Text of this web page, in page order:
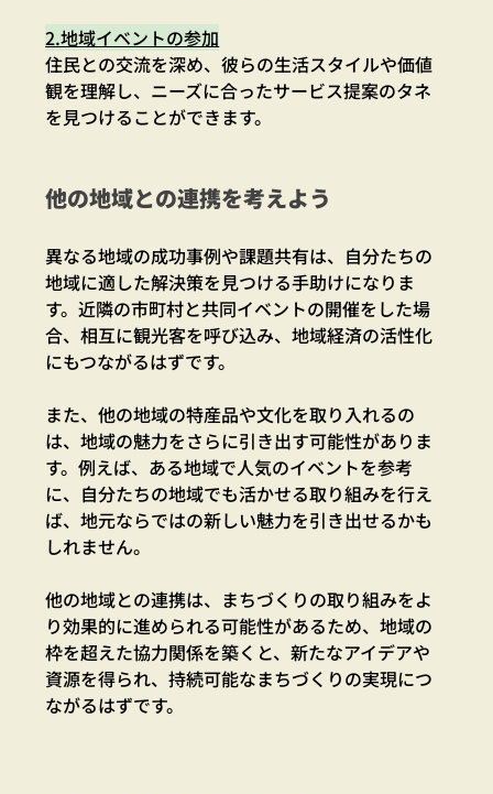
2.地域イベントの参加
住民との交流を深め、彼らの生活スタイルや価値
観を理解し、ニーズに合ったサービス提案のタネ
を見つけることができます。
他の地域との連携を考えよう
異なる地域の成功事例や課題共有は、自分たちの
地域に適した解決策を見つける手助けになりま
す。近隣の市町村と共同イベントの開催をした場
合、相互に観光客を呼び込み、地域経済の活性化
にもつながるはずです。
また、他の地域の特産品や文化を取り入れるの
は、地域の魅力をさらに引き出す可能性がありま
す。例えば、ある地域で人気のイベントを参考
に、自分たちの地域でも活かせる取り組みを行え
ば、地元ならではの新しい魅力を引き出せるかも
しれません。
他の地域との連携は、まちづくりの取り組みをよ
り効果的に進められる可能性があるため、地域の
枠を超えた協力関係を築くと、新たなアイデアや
資源を得られ、持続可能なまちづくりの実現につ
ながるはずです。